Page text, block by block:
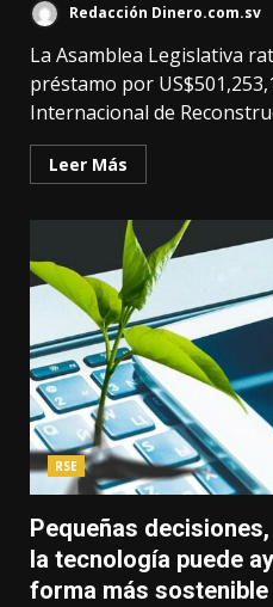
Redacción Dinero.com.sv
La Asamblea Legislativa
préstamo por
Internacional de
Leer Más
RSE
Pequeñas
la tecnología puede
forma más sostenible